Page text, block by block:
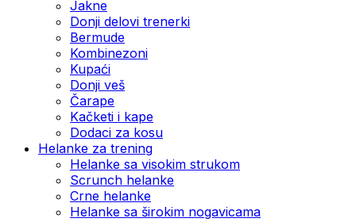
Jakne
Donji delovi trenerki
Bermude
Kombinezoni
Kupaći
Donji veš
Čarape
Kačketi i kape
Dodaci za kosu
Helanke za trening
Helanke sa visokim strukom
Scrunch helanke
Crne helanke
Helanke sa širokim nogavicama